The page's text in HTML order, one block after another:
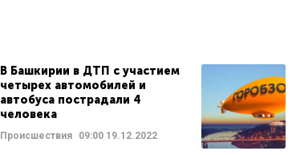
В Башкирии в ДТП с участием
четырех автомобилей и
автобуса пострадали 4
человека
Происшествия 09:0019.12.2022